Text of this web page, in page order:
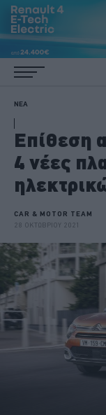
ΝΕΑ
Επίθεση
4 νέες
CAR & MOTOR TEAM
28 ΟΚΤΩΒΡΙΟΥ 2021